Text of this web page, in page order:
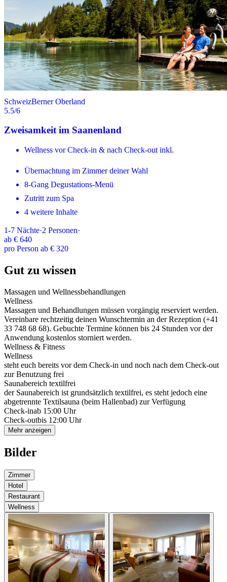
SchweizBerner Oberland
5.5/6
Zweisamkeit im Saanenland
Wellness vor Check-in & nach Check-out inkl.
Übernachtung im Zimmer deiner Wahl
8-Gang Degustations-Menü
Zutritt zum Spa
4 weitere Inhalte
1-7 Nächte·2 Personen·
ab € 640
pro Person ab € 320
Gut zu wissen
Massagen und Wellnessbehandlungen
Wellness
Massagen und Behandlungen müssen vorgängig reserviert werden.
Vereinbare rechtzeitig deinen Wunschtermin an der Rezeption (+41
33 748 68 68). Gebuchte Termine können bis 24 Stunden vor der
Anwendung kostenlos storniert werden.
Wellness & Fitness
Wellness
steht euch bereits vor dem Check-in und noch nach dem Check-out
zur Benutzung frei
Saunabereich textilfrei
der Saunabereich ist grundsätzlich textilfrei, es steht jedoch eine
abgetrennte Textilsauna (beim Hallenbad) zur Verfügung
Check-inab 15:00 Uhr
Check-outbis 12:00 Uhr
Mehr anzeigen
Bilder
Zimmer
Hotel
Restaurant
Wellness